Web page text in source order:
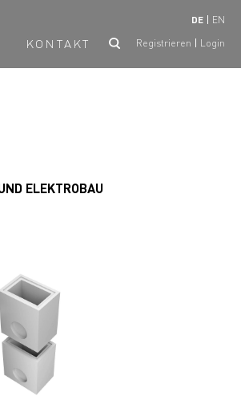
DE EN
KONTAKT Registrieren Login
ELEKTROBAU